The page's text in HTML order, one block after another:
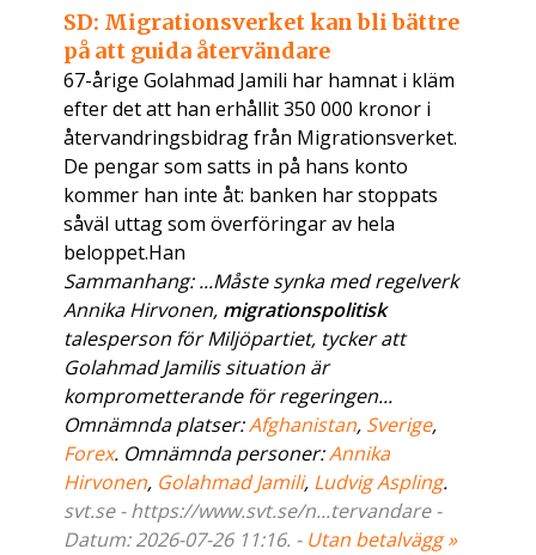
SD: Migrationsverket kan bli bättre
på att guida återvändare
67-årige Golahmad Jamili har hamnat i kläm
efter det att han erhållit 350 000 kronor i
återvandringsbidrag från Migrationsverket.
De pengar som satts in på hans konto
kommer han inte åt: banken har stoppats
såväl uttag som överföringar av hela
beloppet.Han
Sammanhang: ...Måste synka med regelverk
Annika Hirvonen, migrationspolitisk
talesperson för Miljöpartiet, tycker att
Golahmad Jamilis situation är
komprometterande för regeringen...
Omnämnda platser:Afghanistan, Sverige,
Forex. Omnämnda personer:Annika
Hirvonen, Golahmad Jamili, Ludvig Aspling.
svt.se - https://www.svt.se/n...tervandare -
Datum: 2026-07-26 11:16. - Utan betalvägg »